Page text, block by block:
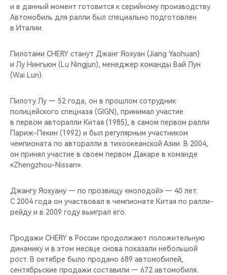
CHERY ДЛЯ ДЕТЕЙ
и в данный момент готовится к серийному производству.
Автомобиль для ралли был специально подготовлен
в Италии.
Пилотами CHERY станут Джанг Яохуан (Jiang Yaohuan)
и Лу Нингьюн (Lu Ningjun), менеджер команды Вай Лун
(Wai Lun).
Пилоту Лу — 52 года, он в прошлом сотрудник
полицейского спецназа (GIGN), принимал участие
в первом авторалли Китая (1985), в самом первом ралли
Париж-Пекин (1992) и был регулярным участником
чемпионата по авторалли в тихоокеанской Азии. В 2004,
он принял участие в своем первом Дакаре в команде
«Zhengzhou-Nissan».
Джангу Яохуану — по прозвищу «молодой» — 40 лет.
С 2004 года он участвовал в чемпионате Китая по ралли-
рейду и в 2009 году выиграл его.
Продажи CHERY в России продолжают положительную
динамику и в этом месяце снова показали небольшой
рост. В октябре было продано 689 автомобилей,
сентябрьские продажи составили — 672 автомобиля.